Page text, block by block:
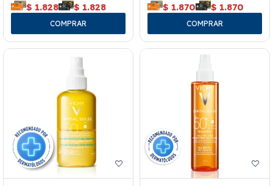
$ 1.828 $ 1.828 $ 1.870 $ 1.870